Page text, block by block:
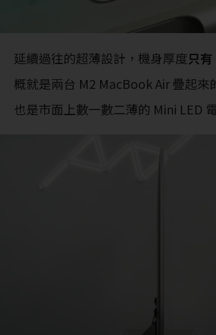
延續過往的超薄設計，機身厚度只
概就是兩台 M2 MacBook Air 疊起來
也是市面上數一數二薄的 Mini LED